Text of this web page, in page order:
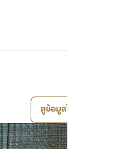
ดูข้อมูลโครงการ